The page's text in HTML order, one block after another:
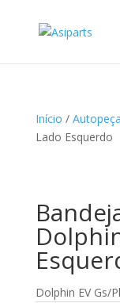
Início /
Lado Esquerdo
Dolphin EV Gs/